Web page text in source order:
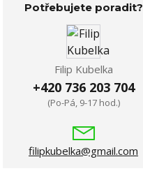
Potřebujete poradit?
Filip Kubelka
+420 736 203 704
(Po-Pá, 9-17 hod.)
filipkubelka@gmail.com